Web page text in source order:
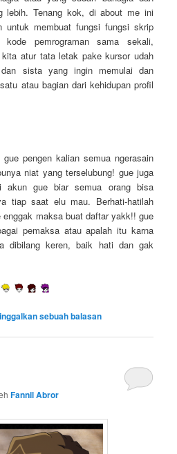
lebih. Tenang kok, di about me ini
untuk membuat fungsi fungsi skrip
kode pemrograman sama sekali,
atur tata letak pake kursor udah
sista yang ingin memulai dan
atau bagian dari kehidupan profil
pengen kalian semua ngerasain
niat yang terselubung! gue juga
akun gue biar semua orang bisa
tiap saat elu mau. Berhati-hatilah
enggak maksa buat daftar yakk!! gue
pemaksa atau apalah itu karna
dibilang keren, baik hati dan gak
sebuah balasan
Fannil Abror